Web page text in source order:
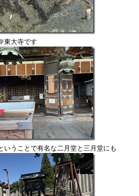
東大寺です
いうことで有名な二月堂と三月堂にも